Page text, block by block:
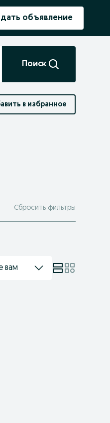
объявление
Поиск
в избранное
Сбросить фильтры
вам